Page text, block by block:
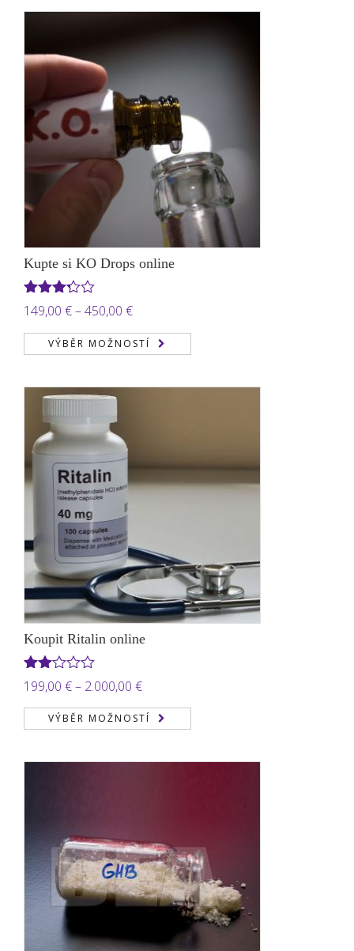
Kupte si KO Drops online
Hodnocení
3.22z
5
149,00 €–450,00 €Rozpětí
cen:
149,00 €
VÝBĚR MOŽNOSTÍ
Koupit Ritalin online
Hodnocení
2.00
z 5
199,00 €– 2.000,00 €Rozpětí
cen:
199,00 €
VÝBĚR MOŽNOSTÍ